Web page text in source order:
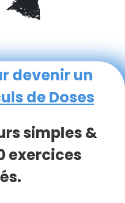
devenir un
de Doses
simples &
exercices